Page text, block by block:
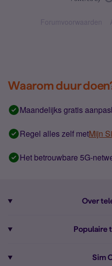
Forumvoorwaarden
Waarom duur
Maandelijks gratis
Regel alles zelf metMijn
Het betrouwbare 5G-
Over
Alle telefoons
Populaire
Sim